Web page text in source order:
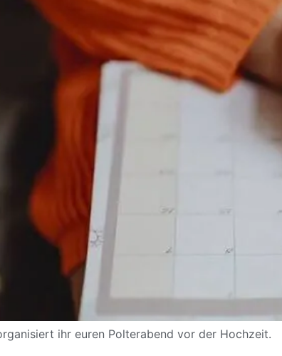
ihr euren Polterabend vor der Hochzeit.